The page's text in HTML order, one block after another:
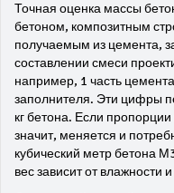
Точная оценка массы
бетоном, композитным
получаемым из цемента,
составлении смеси
например, 1 часть
заполнителя. Эти цифры
кг бетона. Если
значит, меняется и
кубический метр бетона
вес зависит от влажности